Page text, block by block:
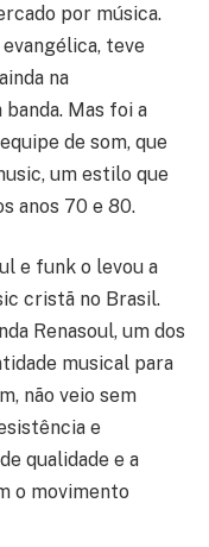
por música.
teve
na
Mas foi a
de som, que
um estilo que
anos 70 e 80.
e funk o levou a
cristã no Brasil.
Renasoul, um dos
musical para
não veio sem
e
qualidade e a
o movimento